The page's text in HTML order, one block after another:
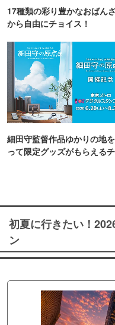
17種類の彩り豊かなおばん
から自由にチョイス！
細田守監督作品ゆかりの地
って限定グッズがもらえる
初夏に行きたい！
ン